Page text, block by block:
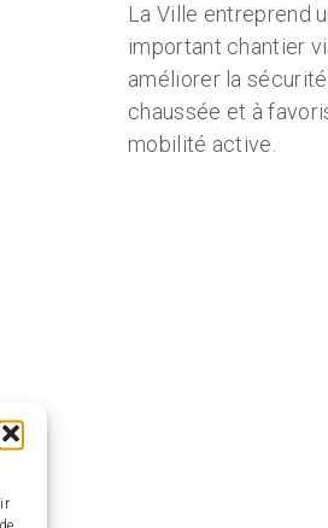
La Ville entreprend
important chantier
améliorer la
chaussée et à
mobilité active.